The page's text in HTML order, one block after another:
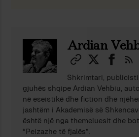
Ardian
Shkrimtari,
gjuhës shqipe Ardian Vehbiu,
në eseistikë dhe fiction dhe
jashtëm i Akademisë së
është një nga themeluesit dhe
“Peizazhe të fjalës”.